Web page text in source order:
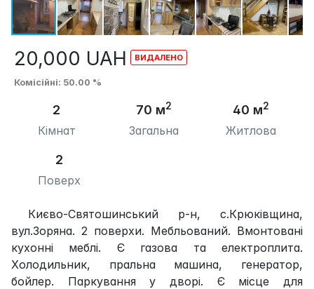
20,000 UAH
Комісійні: 50.00 %
2
Кімнат
70 м2
Загальна
40 м2
Житлова
2
Поверх
Києво-Святошинський р-н, с.Крюківщина,
вул.Зоряна. 2 поверхи. Мебльований. Вмонтовані
кухонні меблі. Є газова та електроплита.
Холодильник, пральна машина, генератор,
бойлер. Паркування у дворі. Є місце для